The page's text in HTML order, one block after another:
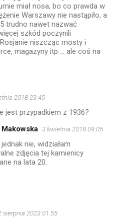
miał nosa, bo co prawda w
Warszawy nie nastąpiło, a
trudno nawet nazwać
szkód poczynili
niszcząc mosty i
magazyny itp ... ale coś na
2018 23:45
jest przypadkiem z 1936?
Makowska 3 kwietnia 2018 09:05
nie, widziałam
zdjęcia tej kamienicy
na lata 20.
sierpnia 2023 01:55